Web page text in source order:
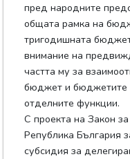
пред народните
общата рамка на
тригодишната
внимание на
частта му за
бюджет и бюджетите
отделните функции.
С проекта на Закон
Република България
субсидия за